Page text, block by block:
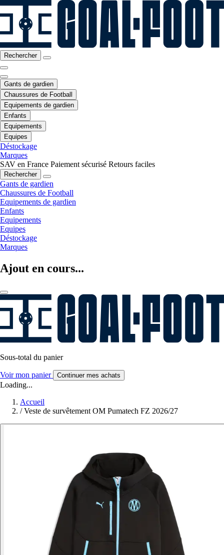
Rechercher
Gants de gardien
Chaussures de Football
Equipements de gardien
Enfants
Equipements
Equipes
Déstockage
Marques
SAV en France Paiement sécurisé Retours faciles
Rechercher
Gants de gardien
Chaussures de Football
Equipements de gardien
Enfants
Equipements
Equipes
Déstockage
Marques
Ajout en cours...
Sous-total du panier
Voir mon panier Continuer mes achats
Loading...
Accueil
/ Veste de survêtement OM Pumatech FZ 2026/27